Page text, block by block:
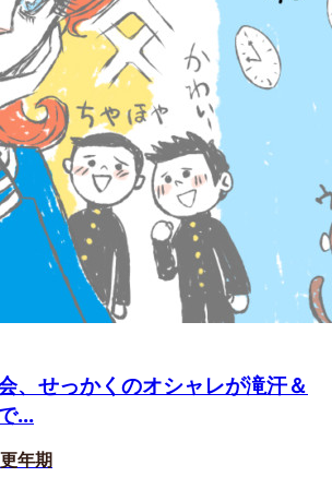
、せっかくのオシャレが滝汗＆
...
更年期